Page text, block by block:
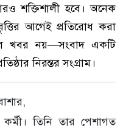
শক্তিশালী হবে। অনেক
আগেই প্রতিরোধ করা
খবর নয়—সংবাদ একটি
নিরন্তর সংগ্রাম।
তিনি তার পেশাগত